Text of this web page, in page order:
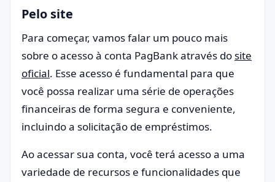
Pelo site
Para começar, vamos falar um pouco mais
sobre o acesso à conta PagBank através do site
oficial. Esse acesso é fundamental para que
você possa realizar uma série de operações
financeiras de forma segura e conveniente,
incluindo a solicitação de empréstimos.
Ao acessar sua conta, você terá acesso a uma
variedade de recursos e funcionalidades que